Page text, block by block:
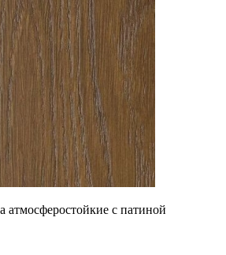
с патиной